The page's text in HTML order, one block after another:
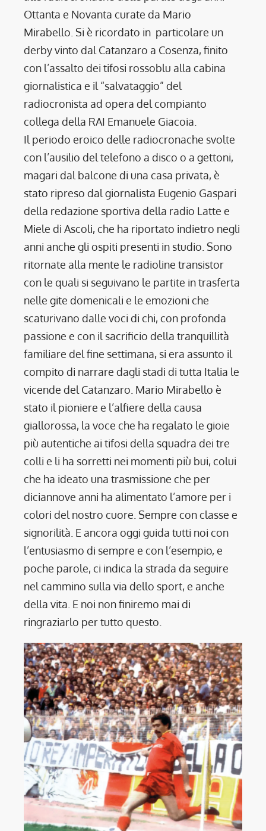
Ottanta e Novanta curate da Mario
Mirabello. Si è ricordato in particolare un
derby vinto dal Catanzaro a Cosenza, finito
con l’assalto dei tifosi rossoblu alla cabina
giornalistica e il “salvataggio” del
radiocronista ad opera del compianto
collega della RAI Emanuele Giacoia.
Il periodo eroico delle radiocronache svolte
con l’ausilio del telefono a disco o a gettoni,
magari dal balcone di una casa privata, è
stato ripreso dal giornalista Eugenio Gaspari
della redazione sportiva della radio Latte e
Miele di Ascoli, che ha riportato indietro negli
anni anche gli ospiti presenti in studio. Sono
ritornate alla mente le radioline transistor
con le quali si seguivano le partite in trasferta
nelle gite domenicali e le emozioni che
scaturivano dalle voci di chi, con profonda
passione e con il sacrificio della tranquillità
familiare del fine settimana, si era assunto il
compito di narrare dagli stadi di tutta Italia le
vicende del Catanzaro. Mario Mirabello è
stato il pioniere e l’alfiere della causa
giallorossa, la voce che ha regalato le gioie
più autentiche ai tifosi della squadra dei tre
colli e li ha sorretti nei momenti più bui, colui
che ha ideato una trasmissione che per
diciannove anni ha alimentato l’amore per i
colori del nostro cuore. Sempre con classe e
signorilità. E ancora oggi guida tutti noi con
l’entusiasmo di sempre e con l’esempio, e
poche parole, ci indica la strada da seguire
nel cammino sulla via dello sport, e anche
della vita. E noi non finiremo mai di
ringraziarlo per tutto questo.